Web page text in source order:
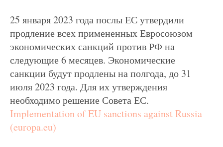
25 января 2023 года послы ЕС утвердили
продление всех примененных Евросоюзом
экономических санкций против РФ на
следующие 6 месяцев. Экономические
санкции будут продлены на полгода, до 31
июля 2023 года. Для их утверждения
необходимо решение Совета ЕС.
Implementation of EU sanctions against Russia
(europa.eu)